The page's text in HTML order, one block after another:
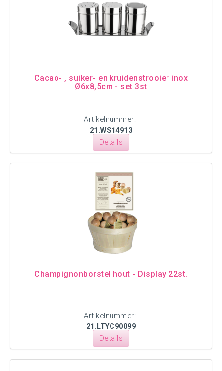
Cacao- , suiker- en kruidenstrooier inox
Ø6x8,5cm - set 3st
Artikelnummer:
21.WS14913
Details
Champignonborstel hout - Display 22st.
Artikelnummer:
21.LTYC90099
Details